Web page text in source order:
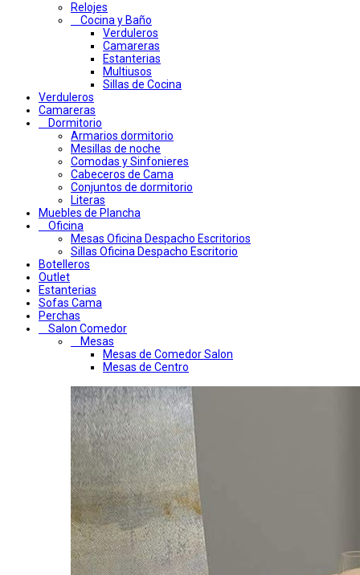
Relojes
Cocina y Baño
Verduleros
Camareras
Estanterias
Multiusos
Sillas de Cocina
Verduleros
Camareras
Dormitorio
Armarios dormitorio
Mesillas de noche
Comodas y Sinfonieres
Cabeceros de Cama
Conjuntos de dormitorio
Literas
Muebles de Plancha
Oficina
Mesas Oficina Despacho Escritorios
Sillas Oficina Despacho Escritorio
Botelleros
Outlet
Estanterias
Sofas Cama
Perchas
Salon Comedor
Mesas
Mesas de Comedor Salon
Mesas de Centro